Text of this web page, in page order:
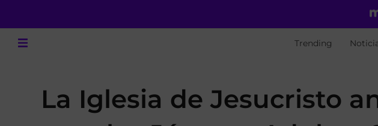
Trending
La Iglesia de Jesucristo